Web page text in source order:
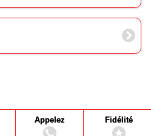
Appelez Fidélité